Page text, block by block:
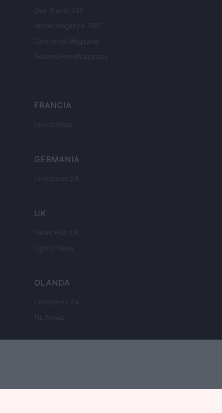
Day Travel 365
Home Magazine 365
Cineverse Magazine
SecondHomeMagazine
FRANCIA
InvestirMag
GERMANIA
Investieren24
UK
News Hub UK
Lgbtq News
OLANDA
Investeren 24
NL Newz